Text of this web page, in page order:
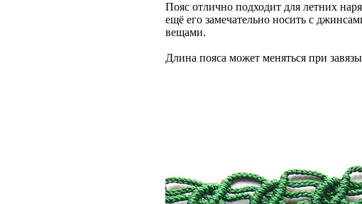
Пояс отлично подходит для летних
ещё его замечательно носить с
вещами.
Длина пояса может меняться при